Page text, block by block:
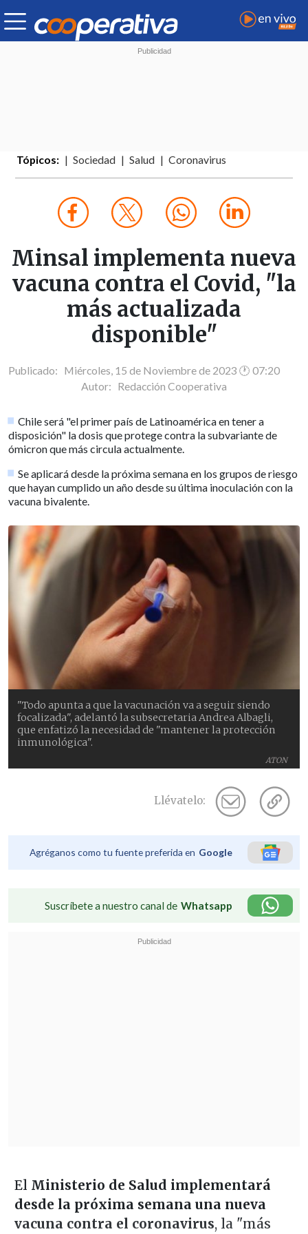
Tópicos: Sociedad Salud Coronavirus
Minsal implementa nueva
vacuna contra el Covid, "la
más actualizada
disponible"
Publicado: Miércoles, 15 de Noviembre de 2023 🕐 07:20
Autor: Redacción Cooperativa
Chile será "el primer país de Latinoamérica en tener a
disposición" la dosis que protege contra la subvariante de
ómicron que más circula actualmente.
Se aplicará desde la próxima semana en los grupos de riesgo
que hayan cumplido un año desde su última inoculación con la
vacuna bivalente.
ATON
"Todo apunta a que la vacunación va a seguir siendo
focalizada", adelantó la subsecretaria Andrea Albagli,
que enfatizó la necesidad de "mantener la protección
inmunológica".
Llévatelo:
Agréganos como tu fuente preferida en Google
Suscríbete a nuestro canal de Whatsapp
El Ministerio de Salud implementará
desde la próxima semana una nueva
vacuna contra el coronavirus, la "más